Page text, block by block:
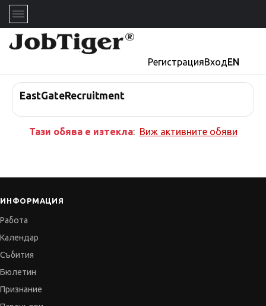
РегистрацияВходEN
EastGateRecruitment
Тази обява е изтекла: Виж активните обяви
ИНФОРМАЦИЯ
Работа
Календар
Събития
Бюлетин
Признание